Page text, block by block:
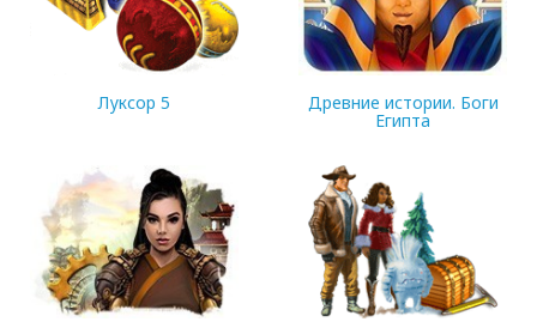
Луксор 5
87 MB
Древние истории. Боги
Египта
88.74 MB